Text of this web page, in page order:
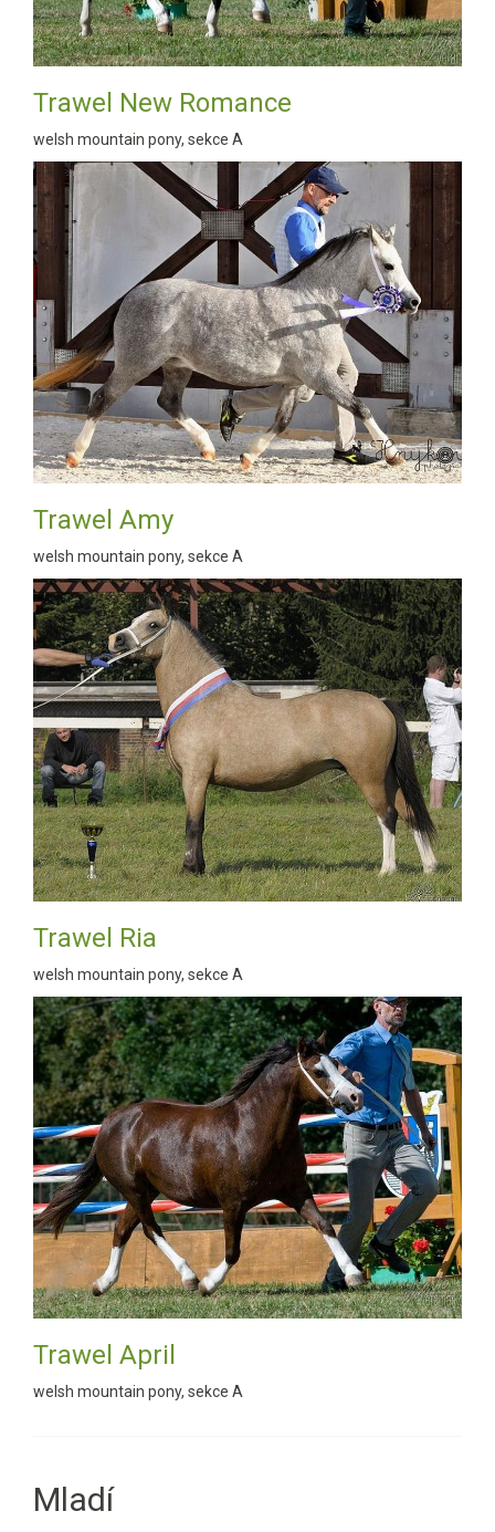
Trawel New Romance
welsh mountain pony, sekce A
Trawel Amy
welsh mountain pony, sekce A
Trawel Ria
welsh mountain pony, sekce A
Trawel April
welsh mountain pony, sekce A
Mladí